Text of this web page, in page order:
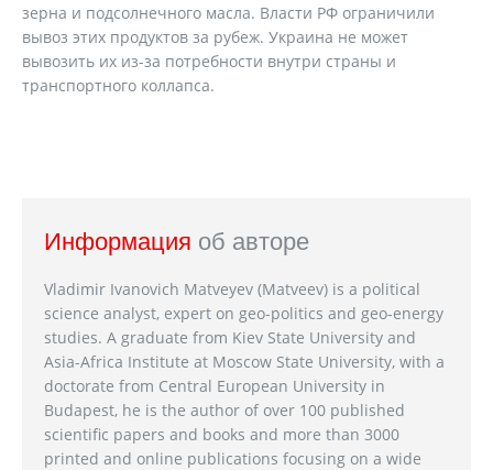
зерна и подсолнечного масла. Власти РФ ограничили
вывоз этих продуктов за рубеж. Украина не может
вывозить их из-за потребности внутри страны и
транспортного коллапса.
Информация об авторе
Vladimir Ivanovich Matveyev (Matveev) is a political
science analyst, expert on geo-politics and geo-energy
studies. A graduate from Kiev State University and
Asia-Africa Institute at Moscow State University, with a
doctorate from Central European University in
Budapest, he is the author of over 100 published
scientific papers and books and more than 3000
printed and online publications focusing on a wide